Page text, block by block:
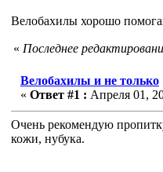
Велобахилы хорошо
« Последнее
Велобахилы и не только
« Ответ #1 : Апреля 01,
Очень рекомендую
кожи, нубука.